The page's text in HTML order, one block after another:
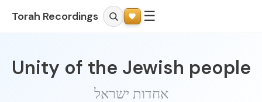
Torah Recordings ☰
Unity of the Jewish people
אחדות ישראל